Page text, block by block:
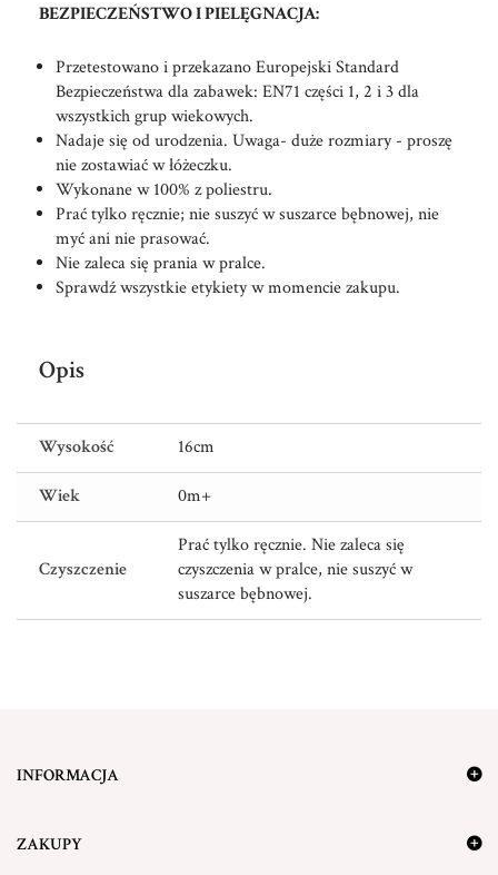
BEZPIECZEŃSTWO I PIELĘGNACJA:
Przetestowano i przekazano Europejski Standard
Bezpieczeństwa dla zabawek: EN71 części 1, 2 i 3 dla
wszystkich grup wiekowych.
Nadaje się od urodzenia. Uwaga- duże rozmiary - proszę
nie zostawiać w łóżeczku.
Wykonane w 100% z poliestru.
Prać tylko ręcznie; nie suszyć w suszarce bębnowej, nie
myć ani nie prasować.
Nie zaleca się prania w pralce.
Sprawdź wszystkie etykiety w momencie zakupu.
Opis
Wysokość 16cm
Wiek 0m+
Czyszczenie
Prać tylko ręcznie. Nie zaleca się
czyszczenia w pralce, nie suszyć w
suszarce bębnowej.
INFORMACJA
ZAKUPY